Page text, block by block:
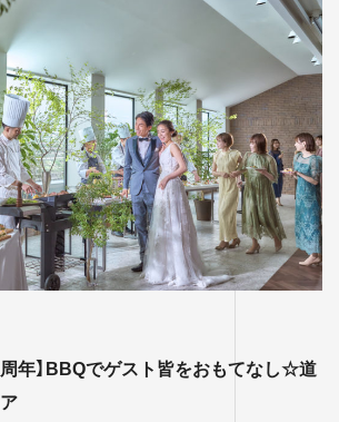
周年】BBQでゲスト皆をおもてなし☆道